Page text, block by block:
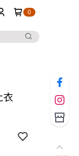
0
衣